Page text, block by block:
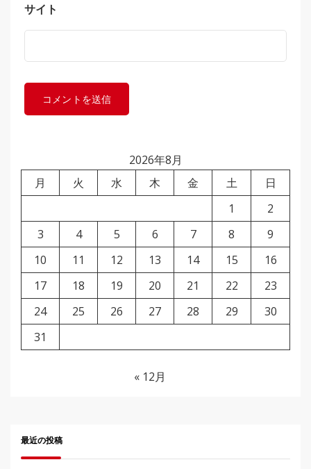
サイト
2026年8月
月
火 水 木 金 土
日
1
2
3
4 5 6 7 8
9
10
11 12 13 14 15
16
17
18 19 20 21 22
23
24
25 26 27 28 29
30
31
« 12月
最近の投稿